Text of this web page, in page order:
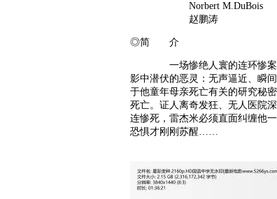
Norbert M.DuBois
赵鹏涛
◎简 介
一场惨绝人寰的连环惨案，让
影中潜伏的恶灵：无声逼近、瞬
于他童年母亲死亡有关的研究秘
死亡。证人离奇发狂、无人医院
连惨死，雷杰米必须直面纠缠他
恐惧才刚刚苏醒……